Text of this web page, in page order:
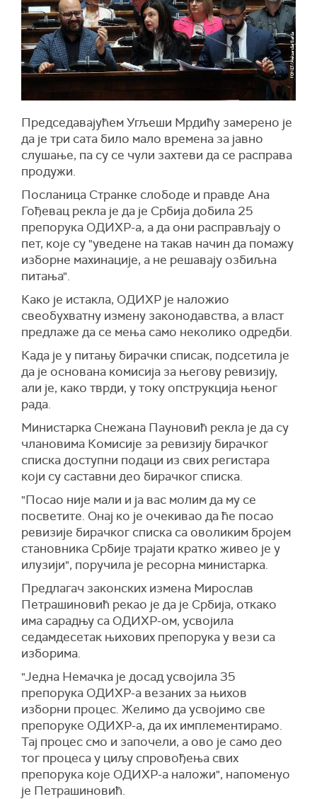
Председавајућем Угљеши Мрдићу замерено је
да је три сата било мало времена за јавно
слушање, па су се чули захтеви да се расправа
продужи.
Посланица Странке слободе и правде Ана
Гођевац рекла је да је Србија добила 25
препорука ОДИХР-а, а да они расправљају о
пет, које су "уведене на такав начин да помажу
изборне махинације, а не решавају озбиљна
питања".
Како је истакла, ОДИХР је наложио
свеобухватну измену законодавства, а власт
предлаже да се мења само неколико одредби.
Када је у питању бирачки списак, подсетила је
да је основана комисија за његову ревизију,
али је, како тврди, у току опструкција њеног
рада.
Министарка Снежана Пауновић рекла је да су
члановима Комисије за ревизију бирачког
списка доступни подаци из свих регистара
који су саставни део бирачког списка.
"Посао није мали и ја вас молим да му се
посветите. Онај ко је очекивао да ће посао
ревизије бирачког списка са оволиким бројем
становника Србије трајати кратко живео је у
илузији", поручила је ресорна министарка.
Предлагач законских измена Мирослав
Петрашиновић рекао је да је Србија, откако
има сарадњу са ОДИХР-ом, усвојила
седамдесетак њихових препорука у вези са
изборима.
"Једна Немачка је досад усвојила 35
препорука ОДИХР-а везаних за њихов
изборни процес. Желимо да усвојимо све
препоруке ОДИХР-а, да их имплементирамо.
Тај процес смо и започели, а ово је само део
тог процеса у циљу спровођења свих
препорука које ОДИХР-а наложи", напоменуо
је Петрашиновић.